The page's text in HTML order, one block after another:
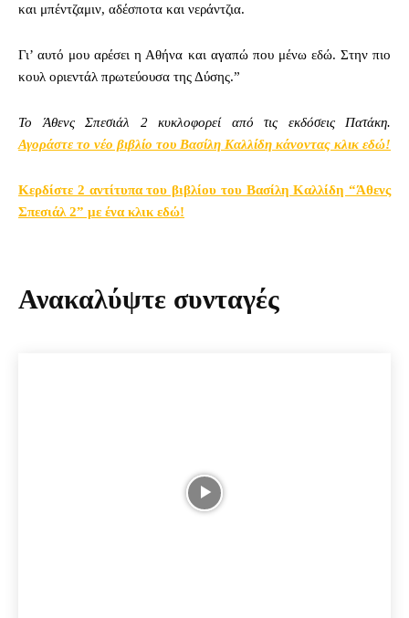
και μπέντζαμιν, αδέσποτα και νεράντζια.
Γι’ αυτό μου αρέσει η Αθήνα και αγαπώ που μένω εδώ. Στην πιο
κουλ οριεντάλ πρωτεύουσα της Δύσης.”
Το Άθενς Σπεσιάλ 2 κυκλοφορεί από τις εκδόσεις Πατάκη.
Αγοράστε το νέο βιβλίο του Βασίλη Καλλίδη κάνοντας κλικ εδώ!
Κερδίστε 2 αντίτυπα του βιβλίου του Βασίλη Καλλίδη “Άθενς
Σπεσιάλ 2” με ένα κλικ εδώ!
Ανακαλύψτε συνταγές